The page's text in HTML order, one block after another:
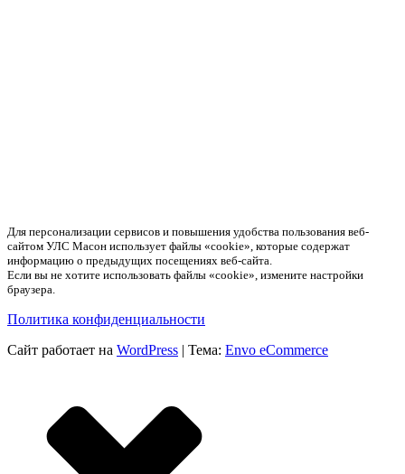
Для персонализации сервисов и повышения удобства пользования веб-
сайтом УЛС Масон использует файлы «cookie», которые содержат
информацию о предыдущих посещениях веб-сайта.
Если вы не хотите использовать файлы «cookie», измените настройки
браузера.
Политика конфиденциальности
Сайт работает на WordPress | Тема: Envo eCommerce